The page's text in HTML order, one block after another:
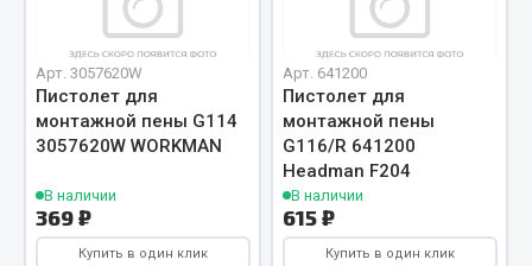
Прокладки
Рукава высокого давления
Показать ещё
Весь раздел
Автомобильная электрика
Арт. 3057620W
Пистолет для
монтажной пены G114
3057620W WORKMAN
В наличии
369 ₽
Купить в один клик
Арт. 641200
Пистолет для
монтажной пены
G116/R 641200
Headman F204
В наличии
615 ₽
Купить в один клик